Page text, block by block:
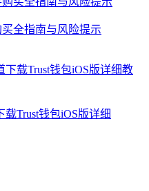
全指南与风险提示
Trust钱包iOS版详细